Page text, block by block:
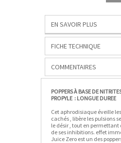
EN SAVOIR PLUS
FICHE TECHNIQUE
COMMENTAIRES
POPPERS À BASE DE
PROPYLE : LONGUE DUREE
Cet aphrodisiaque éveille
cachés , libère les pulsions
le désir , tout en permettant
de ses inhibitions. effet
Juice Zero est un des